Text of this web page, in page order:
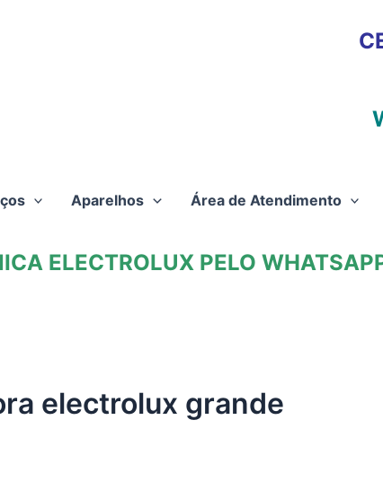
Aparelhos Área de Atendimento
ELECTROLUX PELO
electrolux grande